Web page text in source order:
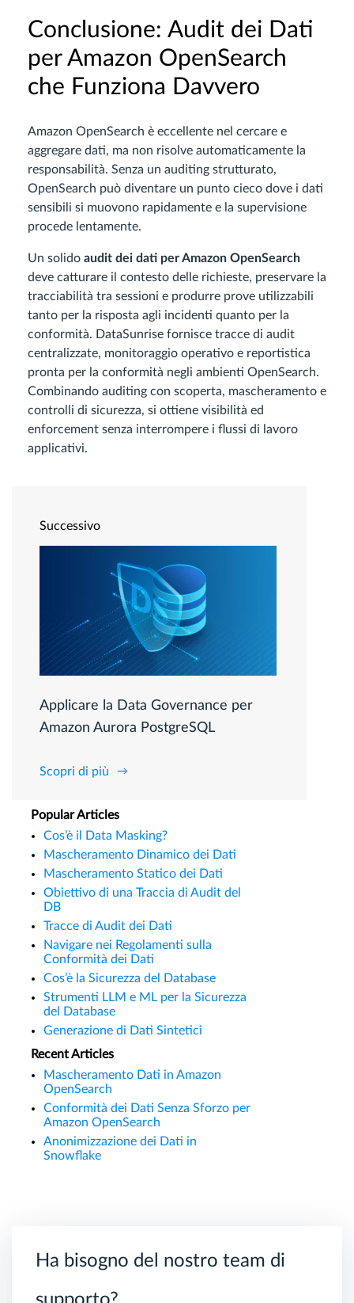
Conclusione: Audit dei Dati
per Amazon OpenSearch
che Funziona Davvero
Amazon OpenSearch è eccellente nel cercare e
aggregare dati, ma non risolve automaticamente la
responsabilità. Senza un auditing strutturato,
OpenSearch può diventare un punto cieco dove i dati
sensibili si muovono rapidamente e la supervisione
procede lentamente.
Un solido audit dei dati per Amazon OpenSearch
deve catturare il contesto delle richieste, preservare la
tracciabilità tra sessioni e produrre prove utilizzabili
tanto per la risposta agli incidenti quanto per la
conformità. DataSunrise fornisce tracce di audit
centralizzate, monitoraggio operativo e reportistica
pronta per la conformità negli ambienti OpenSearch.
Combinando auditing con scoperta, mascheramento e
controlli di sicurezza, si ottiene visibilità ed
enforcement senza interrompere i flussi di lavoro
applicativi.
Successivo
Applicare la Data Governance per
Amazon Aurora PostgreSQL
Scopri di più
Popular Articles
Cos’è il Data Masking?
Mascheramento Dinamico dei Dati
Mascheramento Statico dei Dati
Obiettivo di una Traccia di Audit del
DB
Tracce di Audit dei Dati
Navigare nei Regolamenti sulla
Conformità dei Dati
Cos’è la Sicurezza del Database
Strumenti LLM e ML per la Sicurezza
del Database
Generazione di Dati Sintetici
Recent Articles
Mascheramento Dati in Amazon
OpenSearch
Conformità dei Dati Senza Sforzo per
Amazon OpenSearch
Anonimizzazione dei Dati in
Snowflake
Ha bisogno del nostro team di